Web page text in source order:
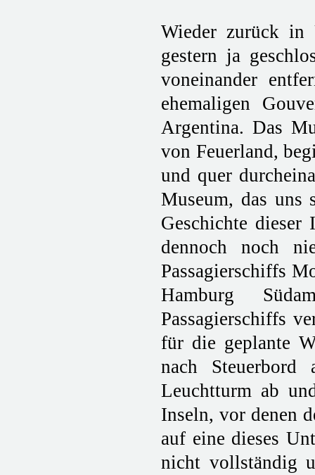
Wieder zurück in
gestern ja
voneinander
ehemaligen
Argentina. Das
von Feuerland,
und quer
Museum, das uns
Geschichte dieser
dennoch noch
Passagierschiffs
Hamburg
Passagierschiffs
für die geplante
nach
Leuchtturm ab
Inseln, vor denen
auf eine dieses
nicht vollständig